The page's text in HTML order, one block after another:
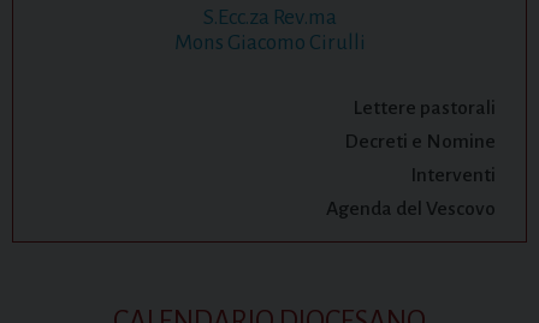
S.Ecc.za Rev.ma
Mons Giacomo Cirulli
Lettere pastorali
Decreti e Nomine
Interventi
Agenda del Vescovo